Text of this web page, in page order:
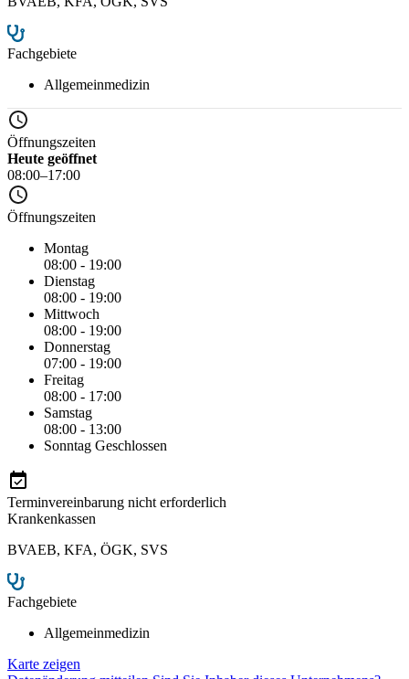
Fachgebiete
Allgemeinmedizin
Öffnungszeiten
Heute geöffnet
08:00–17:00
Öffnungszeiten
Montag
08:00 - 19:00
Dienstag
08:00 - 19:00
Mittwoch
08:00 - 19:00
Donnerstag
07:00 - 19:00
Freitag
08:00 - 17:00
Samstag
08:00 - 13:00
Sonntag Geschlossen
Terminvereinbarung nicht erforderlich
Krankenkassen
BVAEB, KFA, ÖGK, SVS
Fachgebiete
Allgemeinmedizin
Karte zeigen